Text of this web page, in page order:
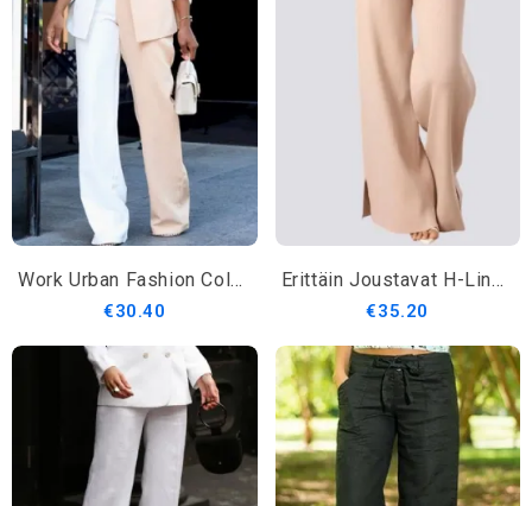
Work Urban Fashion Color Block Räätälöidyt Housut
€30.40
Erittäin Joustavat H-Line Plain Löysät Arkihousut
€35.20